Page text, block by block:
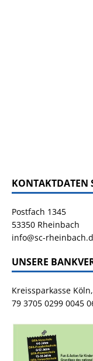
KONTAKTDATEN
Postfach 1345
53350 Rheinbach
info@sc-
UNSERE
Kreissparkasse
79 3705 0299 0045